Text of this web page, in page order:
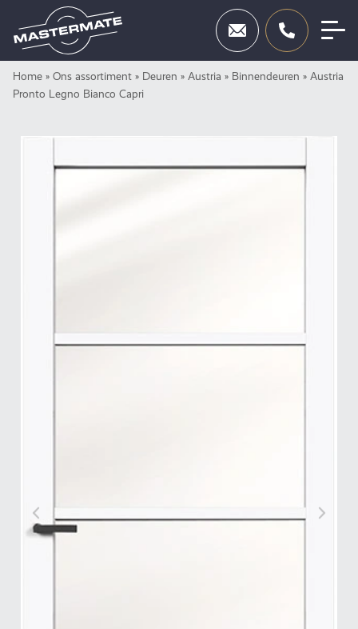
Skip
to
Deuren
Inbraakbeveiliging
Toegangscontrole
Home » Ons assortiment » Deuren » Austria » Binnendeuren » Austria
Pronto Legno Bianco Capri